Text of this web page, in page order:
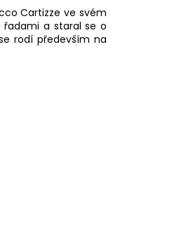
Cartizze ve svém
řadami a staral se o
rodí především na